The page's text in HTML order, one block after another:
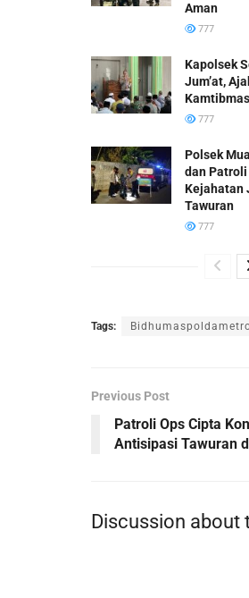
Aman
777
Kapolsek
Jum’at,
Kamtibmas
777
Polsek
dan
Kejahatan
Tawuran
777
Tags:
Previous Post
Patroli Ops Cipta
Antisipasi Tawuran
Discussion about